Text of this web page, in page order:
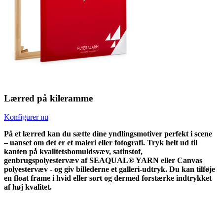
Lærred på kileramme
Konfigurer nu
På et lærred kan du sætte dine yndlingsmotiver perfekt i scene
– uanset om det er et maleri eller fotografi. Tryk helt ud til
kanten på kvalitetsbomuldsvæv, satinstof,
genbrugspolyestervæv af SEAQUAL® YARN eller Canvas
polyestervæv - og giv billederne et galleri-udtryk. Du kan tilføje
en float frame i hvid eller sort og dermed forstærke indtrykket
af høj kvalitet.